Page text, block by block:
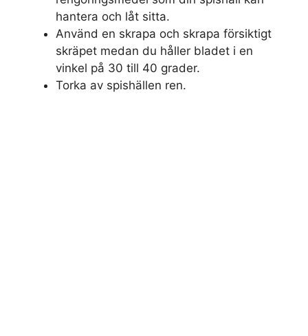
hantera och låt sitta.
Använd en skrapa och skrapa försiktigt
skräpet medan du håller bladet i en
vinkel på 30 till 40 grader.
Torka av spishällen ren.